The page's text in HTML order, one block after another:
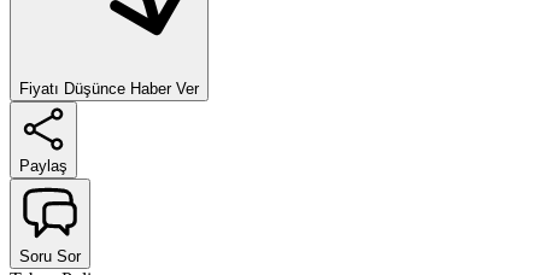
Fiyatı Düşünce Haber Ver
Paylaş
Soru Sor